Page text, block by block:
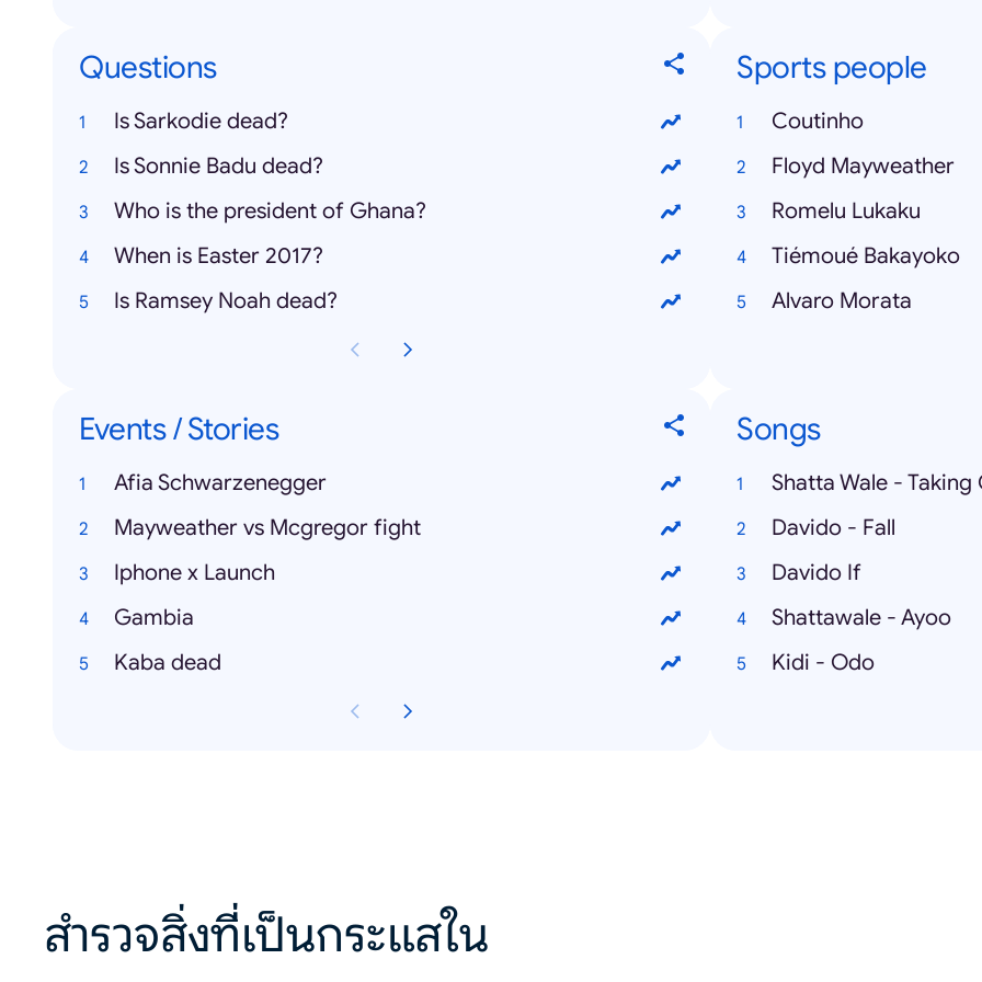
Questions
Is Sarkodie dead?
Is Sonnie Badu dead?
Who is the president of Ghana?
When is Easter 2017?
Is Ramsey Noah dead?
Sports people
Coutinho
Floyd Mayweather
Romelu Lukaku
Tiémoué Bakayoko
Alvaro Morata
Events / Stories
Afia Schwarzenegger
Mayweather vs Mcgregor fight
Iphone x Launch
Gambia
Kaba dead
Songs
Shatta Wale - Taking
Davido - Fall
Davido If
Shattawale - Ayoo
Kidi - Odo
สำรวจสิ่งที่เป็นกระแสใน